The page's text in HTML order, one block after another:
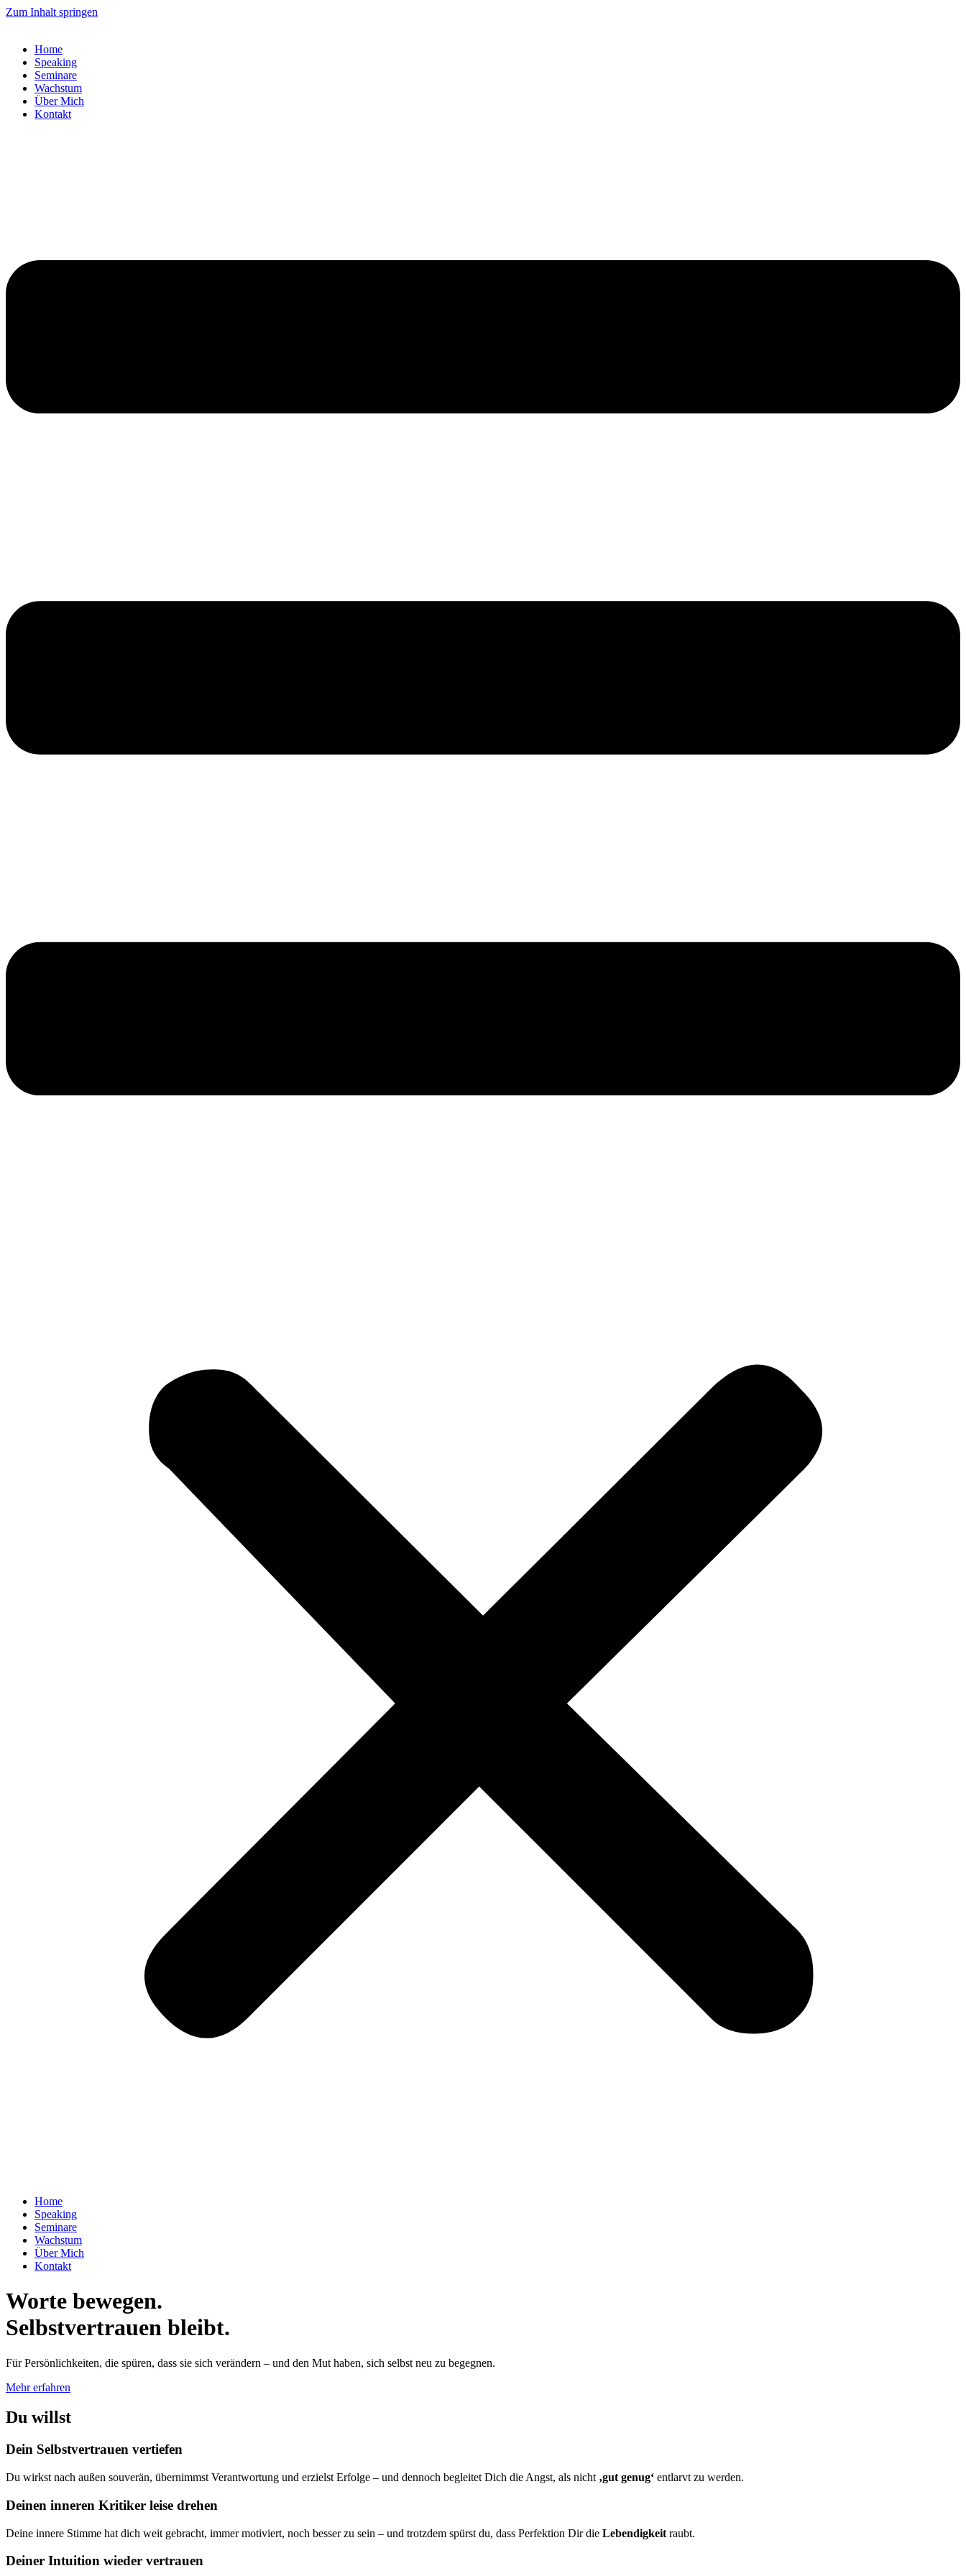
Zum Inhalt springen
Home
Speaking
Seminare
Wachstum
Über Mich
Kontakt
Home
Speaking
Seminare
Wachstum
Über Mich
Kontakt
Worte bewegen.
Selbstvertrauen bleibt.
Für Persönlichkeiten, die spüren, dass sie sich verändern – und den Mut haben, sich selbst neu zu begegnen.
Mehr erfahren
Du willst
Dein Selbstvertrauen vertiefen
Du wirkst nach außen souverän, übernimmst Verantwortung und erzielst Erfolge – und dennoch begleitet Dich die Angst, als nicht ‚gut genug‘ entlarvt zu werden.
Deinen inneren Kritiker leise drehen
Deine innere Stimme hat dich weit gebracht, immer motiviert, noch besser zu sein – und trotzdem spürst du, dass Perfektion Dir die Lebendigkeit raubt.
Deiner Intuition wieder vertrauen